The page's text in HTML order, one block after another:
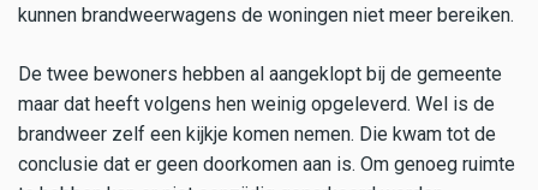
kunnen brandweerwagens de woningen niet meer bereiken.
De twee bewoners hebben al aangeklopt bij de gemeente
maar dat heeft volgens hen weinig opgeleverd. Wel is de
brandweer zelf een kijkje komen nemen. Die kwam tot de
conclusie dat er geen doorkomen aan is. Om genoeg ruimte